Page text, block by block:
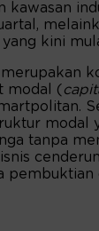
kawasan
kini
modal (
modal
tanpa
pembuktian